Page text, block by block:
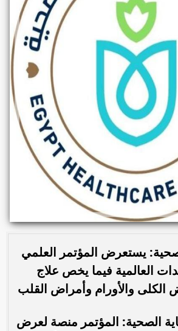
يستعرض المؤتمر العلمي
العالمية فيما يخص علاج
والأورام وأمراض القلب
الصحية: المؤتمر منصة لعرض